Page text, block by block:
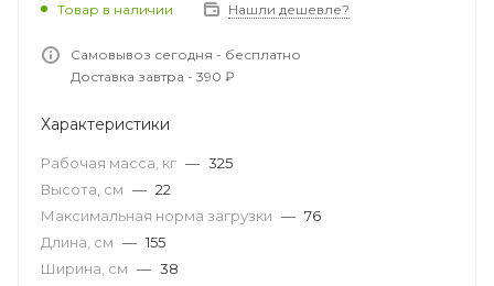
Товар в наличии Нашли дешевле?
Самовывоз сегодня - бесплатно
Доставка завтра - 390 ₽
Характеристики
Рабочая масса, кг — 325
Высота, см — 22
Максимальная норма загрузки — 76
Длина, см — 155
Ширина, см — 38